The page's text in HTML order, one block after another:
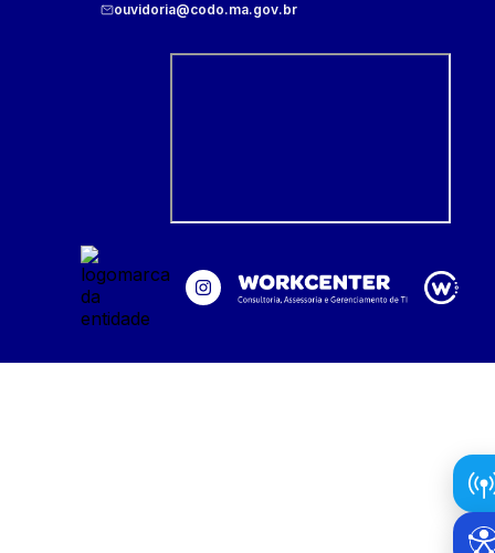
ouvidoria@codo.ma.gov.br